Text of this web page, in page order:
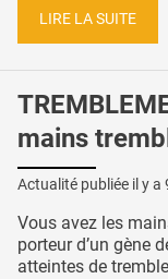
LIRE LA SUITE
mains
Actualité publiée il y a
Vous avez les
porteur d’un gène
atteintes de